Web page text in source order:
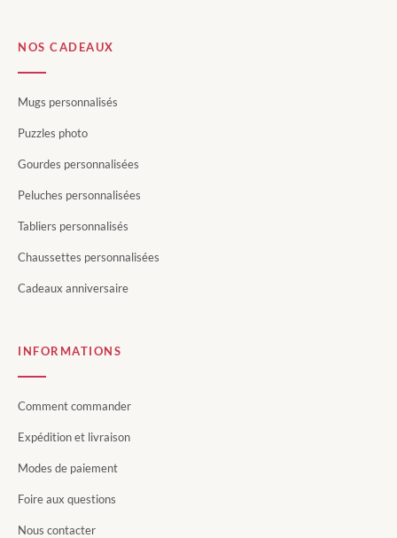
NOS CADEAUX
Mugs personnalisés
Puzzles photo
Gourdes personnalisées
Peluches personnalisées
Tabliers personnalisés
Chaussettes personnalisées
Cadeaux anniversaire
INFORMATIONS
Comment commander
Expédition et livraison
Modes de paiement
Foire aux questions
Nous contacter